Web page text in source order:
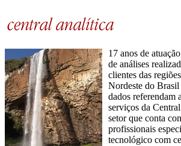
17 anos de
de análises
clientes das
Nordeste do Brasil
dados referendam
serviços da
setor que conta
profissionais
tecnológico com